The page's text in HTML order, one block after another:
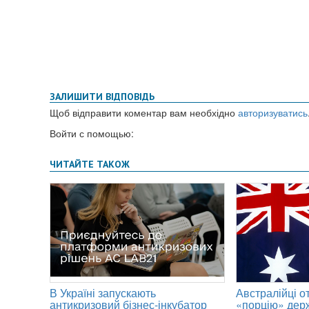
ЗАЛИШИТИ ВІДПОВІДЬ
Щоб відправити коментар вам необхідно авторизуватись
Войти с помощью: